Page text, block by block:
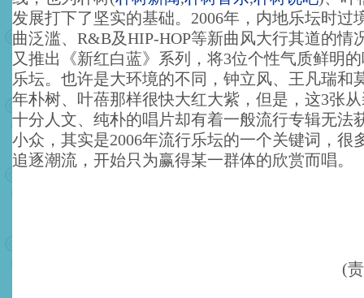
发展打下了坚实的基础。2006年，内地乐坛时过
曲泛滥、R&B及HIP-HOP等新曲风大行其道的情
又推出《新红白蓝》系列，将3位个性气质鲜明
乐坛。也许是大环境的不同，钟立风、王凡瑞和
年朴树、叶蓓那样很快大红大紫，但是，这3张
十分人文、纯朴的唱片却有着一般流行专辑无法
小众，其实是2006年流行乐坛的一个关键词，很
追逐潮流，开始只为赢得某一群体的欣赏而唱。
(